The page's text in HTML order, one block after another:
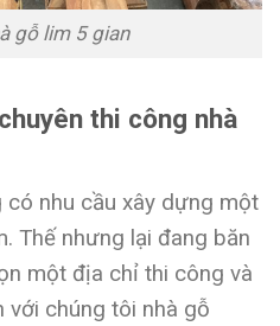
gỗ lim 5 gian
thi công nhà
nhu cầu xây dựng một
Thế nhưng lại đang băn
một địa chỉ thi công và
với chúng tôi nhà gỗ